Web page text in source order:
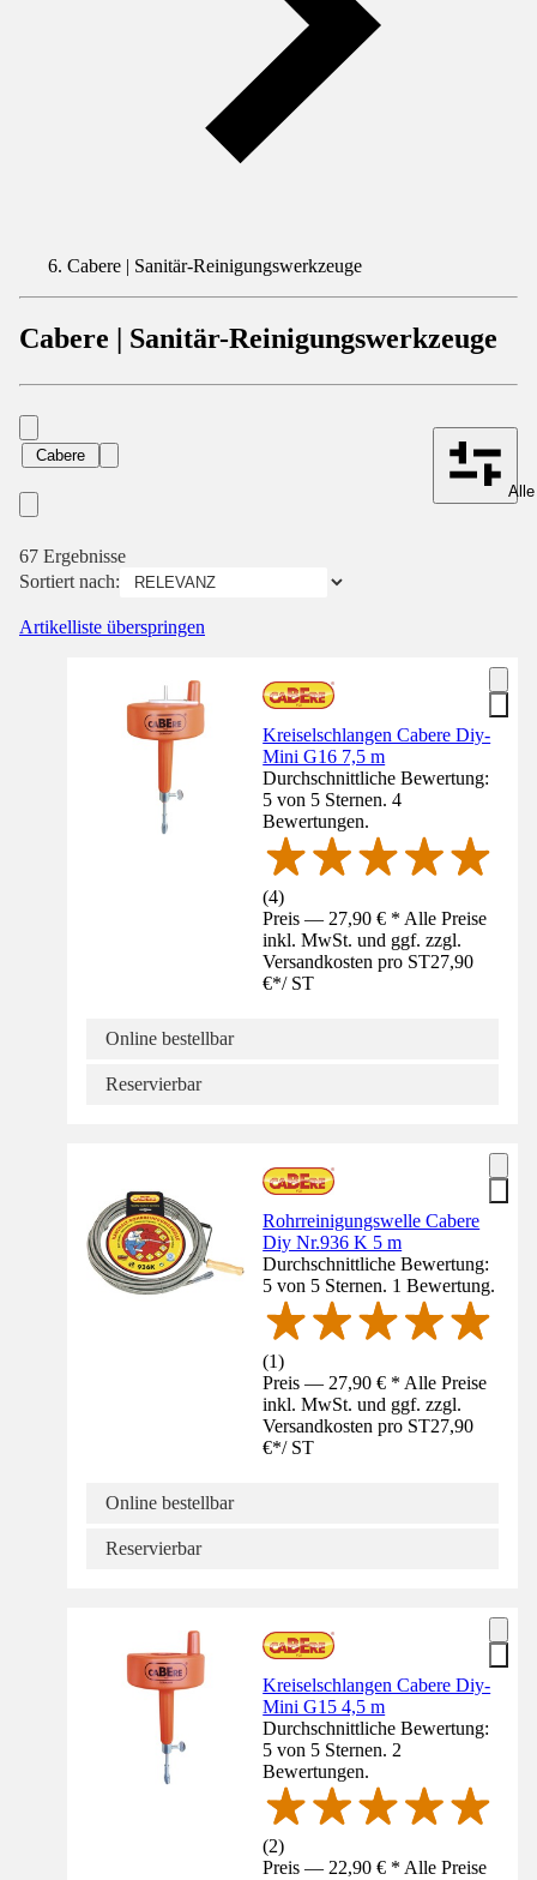
Cabere | Sanitär-Reinigungswerkzeuge
Cabere | Sanitär-Reinigungswerkzeuge
Cabere
67 Ergebnisse
Sortiert nach:
Artikelliste überspringen
Kreiselschlangen Cabere Diy-
Mini G16 7,5 m
Durchschnittliche Bewertung:
5 von 5 Sternen. 4
Bewertungen.
(4)
Preis — 27,90 € * Alle Preise
inkl. MwSt. und ggf. zzgl.
Versandkosten pro ST27,90
€*/ ST
Online bestellbar
Reservierbar
Rohrreinigungswelle Cabere
Diy Nr.936 K 5 m
Durchschnittliche Bewertung:
5 von 5 Sternen. 1 Bewertung.
(1)
Preis — 27,90 € * Alle Preise
inkl. MwSt. und ggf. zzgl.
Versandkosten pro ST27,90
€*/ ST
Online bestellbar
Reservierbar
Kreiselschlangen Cabere Diy-
Mini G15 4,5 m
Durchschnittliche Bewertung:
5 von 5 Sternen. 2
Bewertungen.
(2)
Preis — 22,90 € * Alle Preise